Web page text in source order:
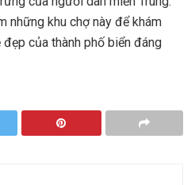
những khu chợ này để khám
của thành phố biển đáng